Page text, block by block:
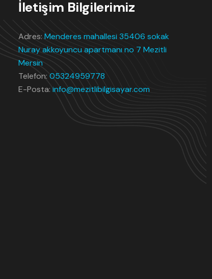
İletişim Bilgilerimiz
Adres:Menderes mahallesi 35406 sokak
Nuray akkoyuncu apartmanı no 7 Mezitli
Mersin
Telefon:05324959778
E-Posta:info@mezitlibilgisayar.com